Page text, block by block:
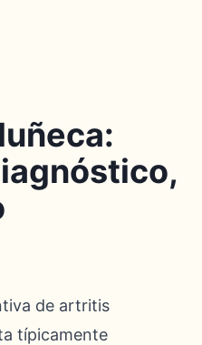
de artritis
típicamente